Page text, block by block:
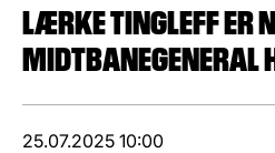
LÆRKE TINGLEFF ER
MIDTBANEGENERAL
25.07.2025 10:00